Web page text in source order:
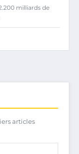
milliards de
articles